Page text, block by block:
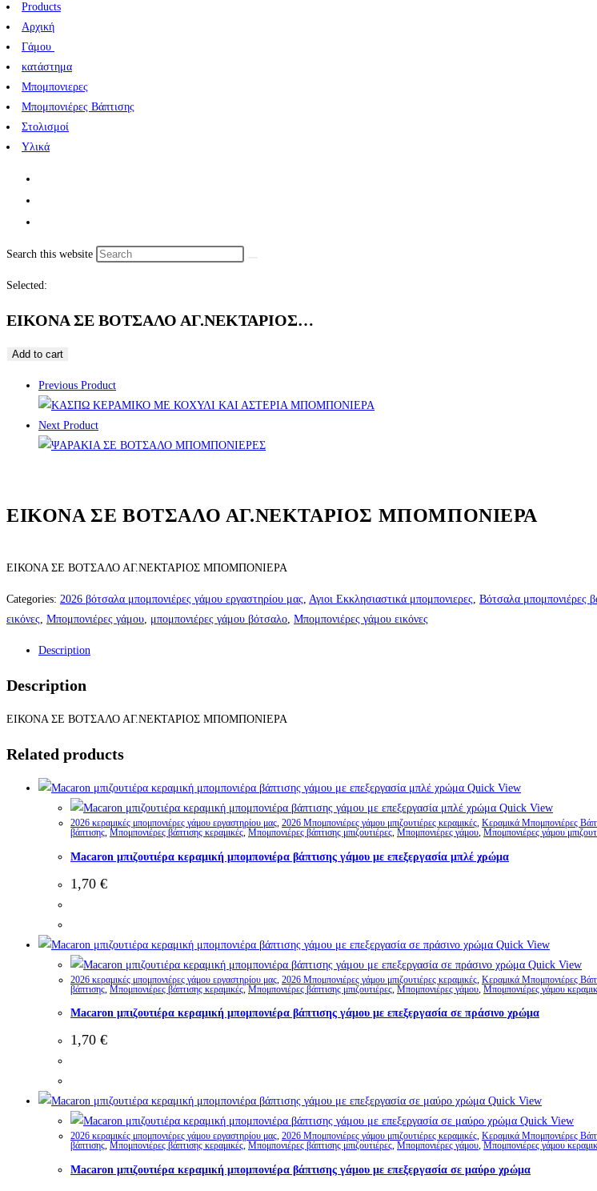
Products
Αρχική
Γάμου
κατάστημα
Μπομπονιερες
Μπομπονιέρες Βάπτισης
Στολισμοί
Υλικά
Search this website
Selected:
ΕΙΚΟΝΑ ΣΕ ΒΟΤΣΑΛΟ ΑΓ.ΝΕΚΤΑΡΙΟΣ…
Add to cart
Previous Product
Next Product
ΕΙΚΟΝΑ ΣΕ ΒΟΤΣΑΛΟ ΑΓ.ΝΕΚΤΑΡΙΟΣ ΜΠΟΜΠΟΝΙΕΡΑ
ΕΙΚΟΝΑ ΣΕ ΒΟΤΣΑΛΟ ΑΓ.ΝΕΚΤΑΡΙΟΣ ΜΠΟΜΠΟΝΙΕΡΑ
Categories: 2026 βότσαλα μπομπονιέρες γάμου εργαστηρίου μας, Αγιοι Εκκλησιαστικά μπομπονιερες, Βότσαλα μπομπονιέρες
εικόνες, Μπομπονιέρες γάμου, μπομπονιέρες γάμου βότσαλο, Μπομπονιέρες γάμου εικόνες
Description
Description
ΕΙΚΟΝΑ ΣΕ ΒΟΤΣΑΛΟ ΑΓ.ΝΕΚΤΑΡΙΟΣ ΜΠΟΜΠΟΝΙΕΡΑ
Related products
Quick View
Quick View
2026 κεραμικές μπομπονιέρες γάμου εργαστηρίου μας, 2026 Μπομπονιέρες γάμου μπιζουτιέρες κεραμικές, Κεραμικά Μπομπονιέρες
βάπτισης, Μπομπονιέρες βάπτισης κεραμικές, Μπομπονιέρες βάπτισης μπιζουτιέρες, Μπομπονιέρες γάμου, Μπομπονιέρες γάμου
Macaron μπιζουτιέρα κεραμική μπομπονιέρα βάπτισης γάμου με επεξεργασία μπλέ χρώμα
1,70 €
Quick View
Quick View
2026 κεραμικές μπομπονιέρες γάμου εργαστηρίου μας 2026 Μπομπονιέρες γάμου μπιζουτιέρες κεραμικές Κεραμικά Μπομπονιέρες
βάπτισης Μπομπονιέρες βάπτισης κεραμικές, Μπομπονιέρες βάπτισης μπιζουτιέρες Μπομπονιέρες γάμου Μπομπονιέρες γάμου
Macaron μπιζουτιέρα κεραμική μπομπονιέρα βάπτισης γάμου με επεξεργασία σε πράσινο χρώμα
1,70 €
Quick View
Quick View
2026 κεραμικές μπομπονιέρες γάμου εργαστηρίου μας, 2026 Μπομπονιέρες γάμου μπιζουτιέρες κεραμικές, Κεραμικά Μπομπονιέρες
βάπτισης, Μπομπονιέρες βάπτισης κεραμικές, Μπομπονιέρες βάπτισης μπιζουτιέρες, Μπομπονιέρες γάμου, Μπομπονιέρες γάμου
Macaron μπιζουτιέρα κεραμική μπομπονιέρα βάπτισης γάμου με επεξεργασία σε μαύρο χρώμα